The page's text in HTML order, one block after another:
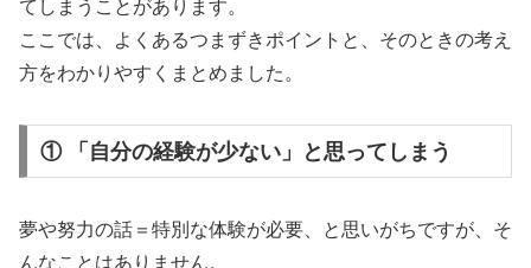
てしまうことがあります。
ここでは、よくあるつまずきポイントと、そのときの考え
方をわかりやすくまとめました。
① 「自分の経験が少ない」と思ってしまう
夢や努力の話＝特別な体験が必要、と思いがちですが、そ
んなことはありません。